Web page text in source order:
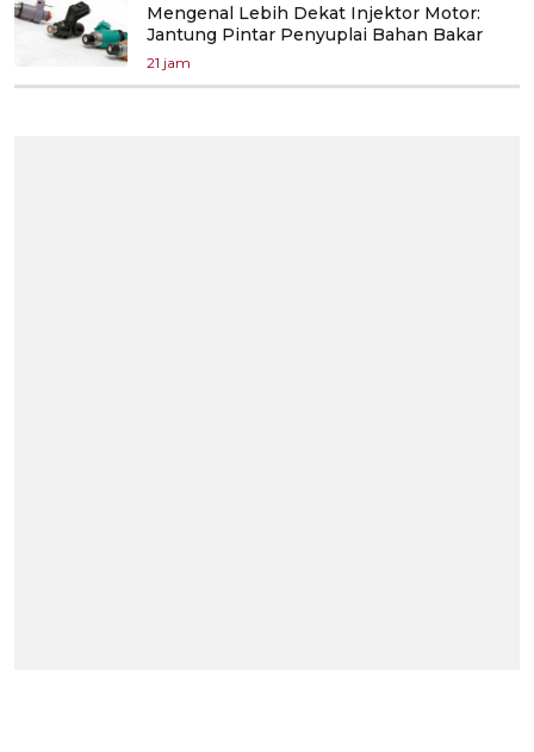
Mengenal Lebih Dekat Injektor Motor:
Jantung Pintar Penyuplai Bahan Bakar
21 jam